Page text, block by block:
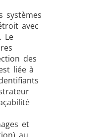
systèmes
avec
Le
des
liée à
et